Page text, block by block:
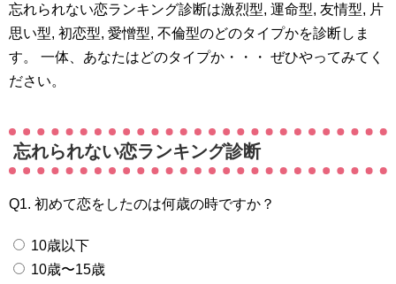
忘れられない恋ランキング診断は激烈型, 運命型, 友情型, 片
思い型, 初恋型, 愛憎型, 不倫型のどのタイプかを診断しま
す。 一体、あなたはどのタイプか・・・ ぜひやってみてく
ださい。
忘れられない恋ランキング診断
Q1. 初めて恋をしたのは何歳の時ですか？
10歳以下
10歳〜15歳